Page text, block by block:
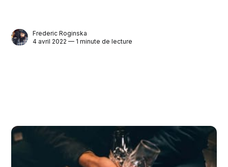
Frederic Roginska
4 avril 2022 — 1 minute de lecture